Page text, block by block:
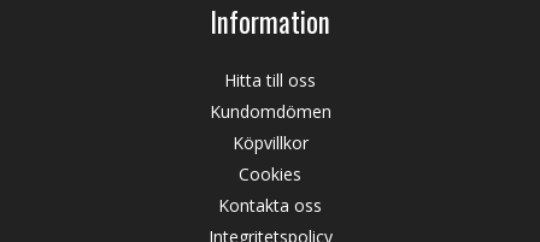
Information
Hitta till oss
Kundomdömen
Köpvillkor
Cookies
Kontakta oss
Integritetspolicy